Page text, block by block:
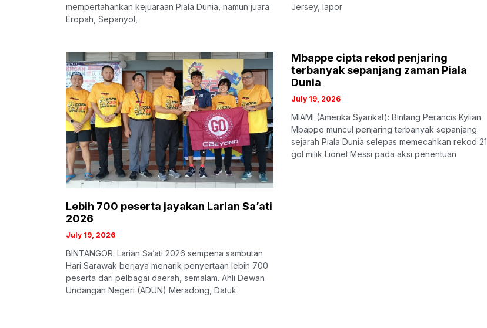
mempertahankan kejuaraan Piala Dunia, namun juara
Eropah, Sepanyol,
Jersey, lapor
Lebih 700 peserta jayakan Larian Sa’ati
2026
July 19, 2026
BINTANGOR: Larian Sa’ati 2026 sempena sambutan
Hari Sarawak berjaya menarik penyertaan lebih 700
peserta dari pelbagai daerah, semalam. Ahli Dewan
Undangan Negeri (ADUN) Meradong, Datuk
Mbappe cipta rekod penjaring
terbanyak sepanjang zaman Piala
Dunia
July 19, 2026
MIAMI (Amerika Syarikat): Bintang Perancis Kylian
Mbappe muncul penjaring terbanyak sepanjang
sejarah Piala Dunia selepas memecahkan rekod 21
gol milik Lionel Messi pada aksi penentuan